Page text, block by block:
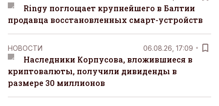
Ringy поглощает крупнейшего в Балтии
продавца восстановленных смарт-устройств
НОВОСТИ 06.08.26, 17:09
Наследники Корпусова, вложившиеся в
криптовалюты, получили дивиденды в
размере 30 миллионов